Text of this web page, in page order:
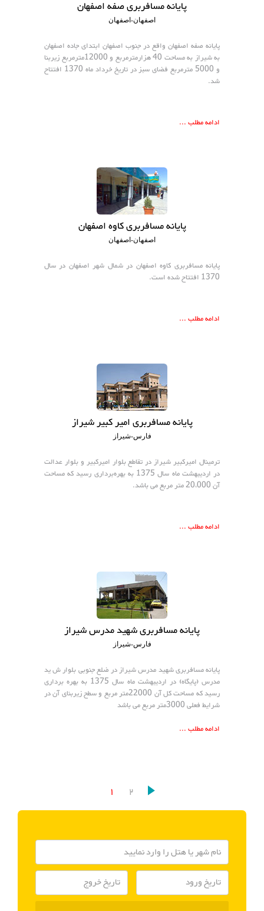
پایانه مسافربری صفه اصفهان
اصفهان-اصفهان
پايانه صفه اصفهان واقع در جنوب اصفهان ابتدای جاده اصفهان
به شيراز به مساحت 40 هزارمترمربع و 12000مترمربع زيربنا
و 5000 مترمربع فضای سبز در تاريخ خرداد ماه 1370 افتتاح
شد.
ادامه مطلب ...
پایانه مسافربری کاوه اصفهان
اصفهان-اصفهان
پايانه مسافربری كاوه اصفهان در شمال شهر اصفهان در سال
1370 افتتاح شده است.
ادامه مطلب ...
پایانه مسافربری امیر کبیر شیراز
فارس-شیراز
ترمینال امیرکبیر شیراز در تقاطع بلوار امیرکبیر و بلوار عدالت
در اردیبهشت ماه سال 1375 به بهره‌برداری رسید که مساحت
آن 20،000 متر مربع می باشد.
ادامه مطلب ...
پایانه مسافربری شهید مدرس شیراز
فارس-شیراز
پایانه مسافربری شهید مدرس شیراز در ضلع جنوبی بلوار ش ید
مدرس (پایگاه) در اردیبهشت ماه سال 1375 به بهره برداری
رسید که مساحت کل آن 22000متر مربع و سطح زیربنای آن در
شرایط فعلی 3000متر مربع می باشد
ادامه مطلب ...
1 2